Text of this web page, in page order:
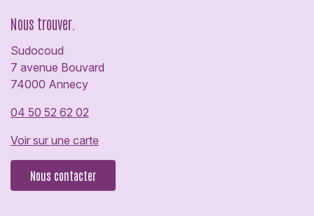
Nous trouver.
Sudocoud
7 avenue Bouvard
74000 Annecy
04 50 52 62 02
Voir sur une carte
Nous contacter